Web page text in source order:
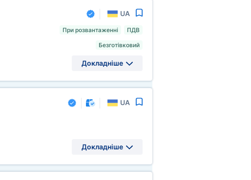
UA
При розвантаженні ПДВ
Безготівковий
Докладніше
UA
Докладніше